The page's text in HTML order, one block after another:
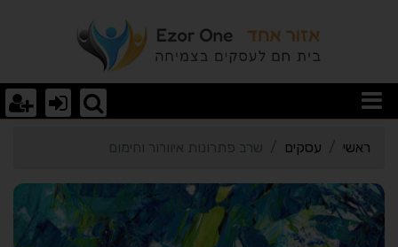
פרטי כרטיס העסק שרב
ראשי עסקים שרב פתרונות איוורור וחימום